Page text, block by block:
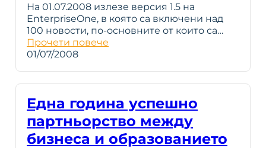
На 01.07.2008 излезе версия 1.5 на
EnterpriseOne, в която са включени над
100 новости, по-основните от които са…
Прочети повече
01/07/2008
Една година успешно
партньорство между
бизнеса и образованието